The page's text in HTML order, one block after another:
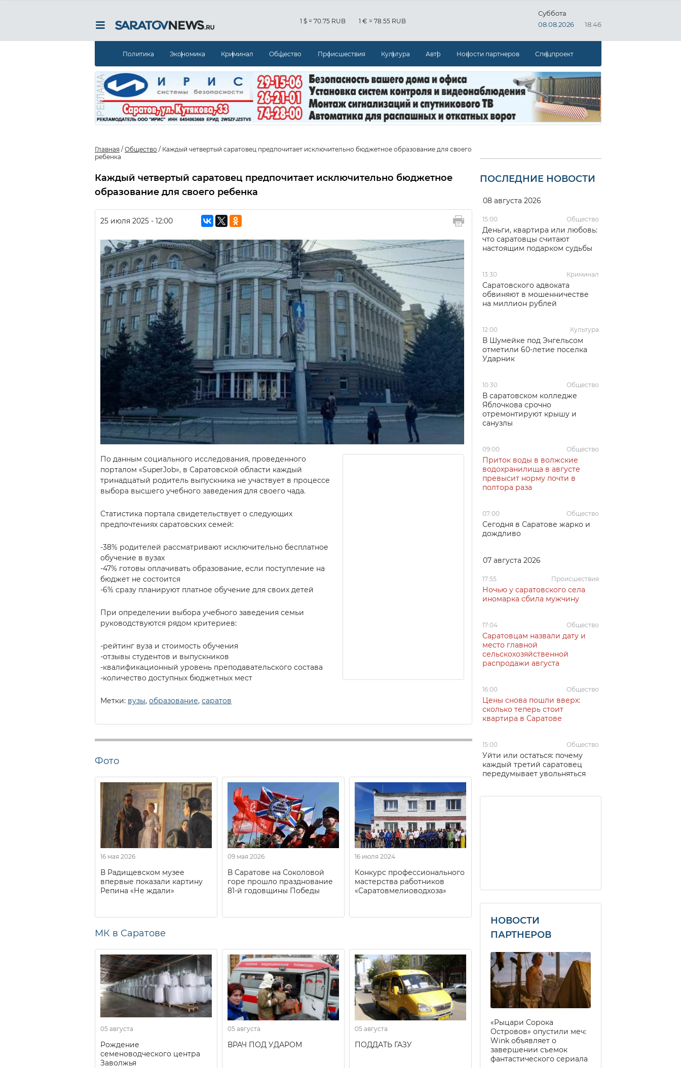
1 $ = 70.75 RUB 1 € = 78.55 RUB
Суббота
08.08.2026
18:46
Политика Экономика Криминал Общество Происшествия Культура Авто Новости партнеров Спецпроект
Главная / Общество / Каждый четвертый саратовец предпочитает исключительно бюджетное образование для своего
ребенка
Каждый четвертый саратовец предпочитает исключительно бюджетное
образование для своего ребенка
25 июля 2025 - 12:00
По данным социального исследования, проведенного
порталом «SuperJob», в Саратовской области каждый
тринадцатый родитель выпускника не участвует в процессе
выбора высшего учебного заведения для своего чада.
Статистика портала свидетельствует о следующих
предпочтениях саратовских семей:
-38% родителей рассматривают исключительно бесплатное
обучение в вузах
-47% готовы оплачивать образование, если поступление на
бюджет не состоится
-6% сразу планируют платное обучение для своих детей
При определении выбора учебного заведения семьи
руководствуются рядом критериев:
-рейтинг вуза и стоимость обучения
-отзывы студентов и выпускников
-квалификационный уровень преподавательского состава
-количество доступных бюджетных мест
Метки: вузы, образование, саратов
Фото
16 мая 2026
В Радищевском музее
впервые показали картину
Репина «Не ждали»
09 мая 2026
В Саратове на Соколовой
горе прошло празднование
81-й годовщины Победы
16 июля 2024
Конкурс профессионального
мастерства работников
«Саратовмелиоводхоза»
МК в Саратове
05 августа
Рождение
семеноводческого центра
Заволжья
05 августа
ВРАЧ ПОД УДАРОМ
05 августа
ПОДДАТЬ ГАЗУ
ПОСЛЕДНИЕ НОВОСТИ
08 августа 2026
15:00 Общество
Деньги, квартира или любовь:
что саратовцы считают
настоящим подарком судьбы
13:30 Криминал
Саратовского адвоката
обвиняют в мошенничестве
на миллион рублей
12:00 Культура
В Шумейке под Энгельсом
отметили 60-летие поселка
Ударник
10:30 Общество
В саратовском колледже
Яблочкова срочно
отремонтируют крышу и
санузлы
09:00 Общество
Приток воды в волжские
водохранилища в августе
превысит норму почти в
полтора раза
07:00 Общество
Сегодня в Саратове жарко и
дождливо
07 августа 2026
17:55 Происшествия
Ночью у саратовского села
иномарка сбила мужчину
17:04 Общество
Саратовцам назвали дату и
место главной
сельскохозяйственной
распродажи августа
16:00 Общество
Цены снова пошли вверх:
сколько теперь стоит
квартира в Саратове
15:00 Общество
Уйти или остаться: почему
каждый третий саратовец
передумывает увольняться
НОВОСТИ
ПАРТНЕРОВ
«Рыцари Сорока
Островов» опустили меч:
Wink объявляет о
завершении съемок
фантастического сериала